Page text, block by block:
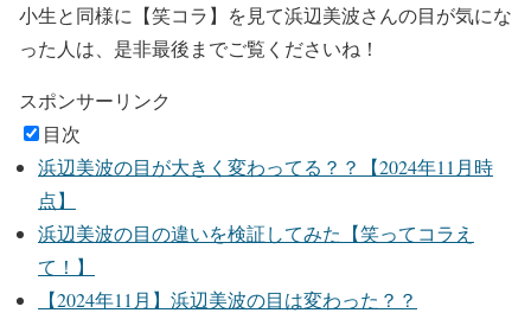
小生と同様に 【笑コラ】を見て浜辺美波さんの目が気にな
った人 は、是非最後までご覧くださいね！
スポンサーリンク
目次
浜辺美波の目が大きく変わってる？？【2024年11月時
点】
浜辺美波の目の違いを検証してみた【笑ってコラえ
て！】
【2024年11月】浜辺美波の目は変わった？？